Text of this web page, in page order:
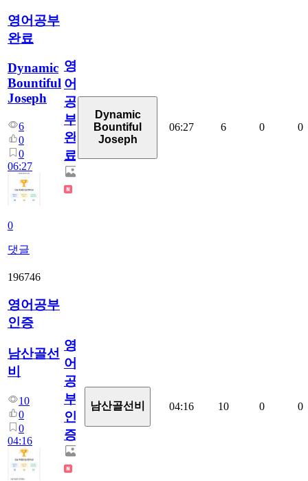
영어공부
완료
Dynamic
Bountiful
Joseph
6
0
0
06:27
0
댓글
영
어
공
부
완
료
Dynamic
Bountiful
Joseph
06:27 6 0 0
196746
영어공부
인증
남산골선
비
10
0
0
04:16
영
어
공
부
인
증
남산골선비 04:16 10 0 0